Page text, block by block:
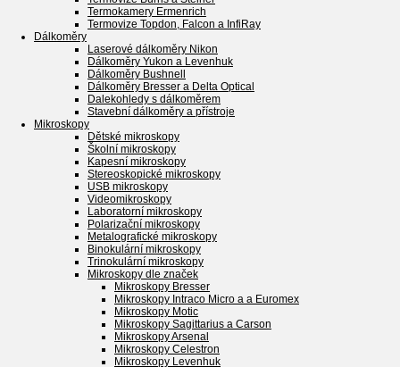
Termokamery Ermenrich
Termovize Topdon, Falcon a InfiRay
Dálkoměry
Laserové dálkoměry Nikon
Dálkoměry Yukon a Levenhuk
Dálkoměry Bushnell
Dálkoměry Bresser a Delta Optical
Dalekohledy s dálkoměrem
Stavební dálkoměry a přístroje
Mikroskopy
Dětské mikroskopy
Školní mikroskopy
Kapesní mikroskopy
Stereoskopické mikroskopy
USB mikroskopy
Videomikroskopy
Laboratorní mikroskopy
Polarizační mikroskopy
Metalografické mikroskopy
Binokulární mikroskopy
Trinokulární mikroskopy
Mikroskopy dle značek
Mikroskopy Bresser
Mikroskopy Intraco Micro a a Euromex
Mikroskopy Motic
Mikroskopy Sagittarius a Carson
Mikroskopy Arsenal
Mikroskopy Celestron
Mikroskopy Levenhuk